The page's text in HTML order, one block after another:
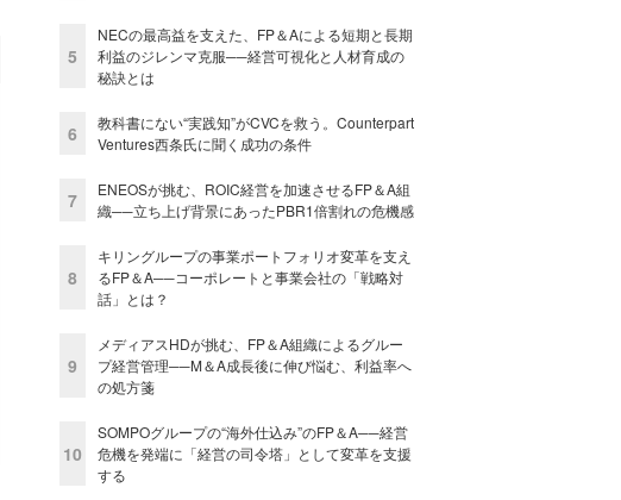
5
NECの最高益を支えた、FP＆Aによる短期と長期
利益のジレンマ克服──経営可視化と人材育成の
秘訣とは
6
教科書にない“実践知”がCVCを救う。Counterpart
Ventures西条氏に聞く成功の条件
7
ENEOSが挑む、ROIC経営を加速させるFP＆A組
織──立ち上げ背景にあったPBR1倍割れの危機感
8
キリングループの事業ポートフォリオ変革を支え
るFP＆A──コーポレートと事業会社の「戦略対
話」とは？
9
メディアスHDが挑む、FP＆A組織によるグルー
プ経営管理──M＆A成長後に伸び悩む、利益率へ
の処方箋
10
SOMPOグループの“海外仕込み”のFP＆A──経営
危機を発端に「経営の司令塔」として変革を支援
する